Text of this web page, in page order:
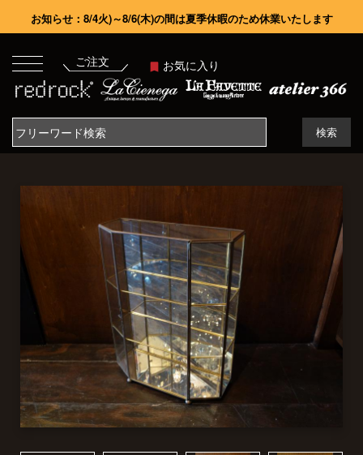
お知らせ：8/4火)～8/6(木)の間は夏季休暇のため休業いたします
ご注文 お気に入り
検索